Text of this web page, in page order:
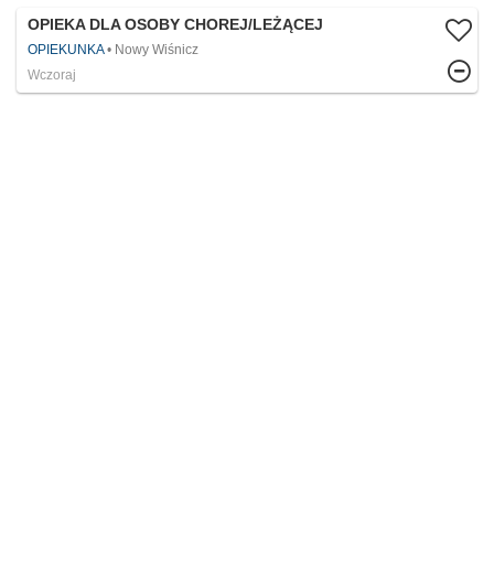
OPIEKA DLA OSOBY CHOREJ/LEŻĄCEJ
OPIEKUNKA
Nowy Wiśnicz
Wczoraj